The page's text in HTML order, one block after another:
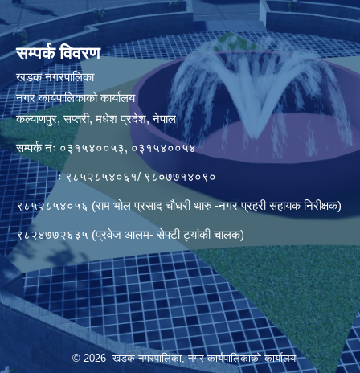
सम्पर्क विवरण
खडक नगरपालिका
नगर कार्यपालिकाको कार्यालय
कल्याणपुर, सप्तरी, मधेश प्रदेश, नेपाल
सम्पर्क नंः ०३१५४००५३, ०३१५४००५४
ः ९८५२८५४०६१/ ९८०७७१४०९०
९८५२८५४०५६ (राम भोल प्रसाद चौधरी थारु -नगर प्रहरी सहायक निरीक्षक)
९८२४७७२६३५ (प्रवेज आलम- सेफ्टी ट्यांकी चालक)
© 2026 खडक नगरपालिका, नगर कार्यपालिकाकाे कार्यालय